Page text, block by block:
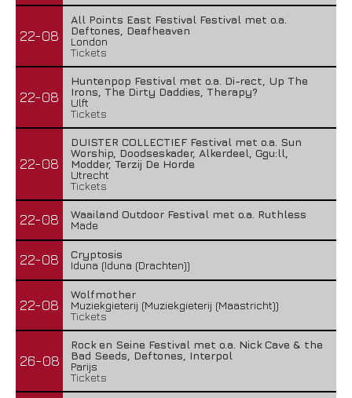
22-08
All Points East Festival Festival met o.a.
Deftones, Deafheaven
London
Tickets
22-08
Huntenpop Festival met o.a. Di-rect, Up The
Irons, The Dirty Daddies, Therapy?
Ulft
Tickets
22-08
DUISTER COLLECTIEF Festival met o.a. Sun
Worship, Doodseskader, Alkerdeel, Ggu:ll,
Modder, Terzij De Horde
Utrecht
Tickets
22-08
Waailand Outdoor Festival met o.a. Ruthless
Made
22-08
Cryptosis
Iduna (Iduna (Drachten))
22-08
Wolfmother
Muziekgieterij (Muziekgieterij (Maastricht))
Tickets
26-08
Rock en Seine Festival met o.a. Nick Cave & the
Bad Seeds, Deftones, Interpol
Parijs
Tickets